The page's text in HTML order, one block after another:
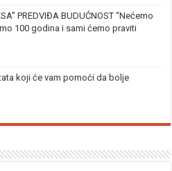
PREDVIĐA BUDUĆNOST “Nećemo
100 godina i sami ćemo praviti
koji će vam pomoći da bolje